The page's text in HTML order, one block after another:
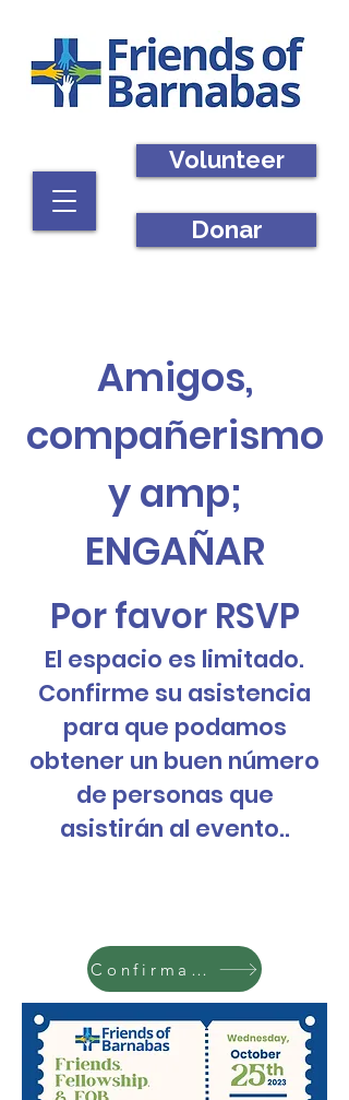
Volunteer
Donar
Amigos,
compañerismo
y amp;
ENGAÑAR
Por favor RSVP
El espacio es limitado.
Confirme su asistencia
para que podamos
obtener un buen número
de personas que
asistirán al evento..
Confirma tu asistencia aquí